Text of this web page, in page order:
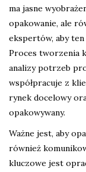
ma jasne
opakowanie, ale
ekspertów, aby
Proces tworzenia
analizy potrzeb
współpracuje z
rynek docelowy
opakowywany.
Ważne jest, aby
również
kluczowe jest